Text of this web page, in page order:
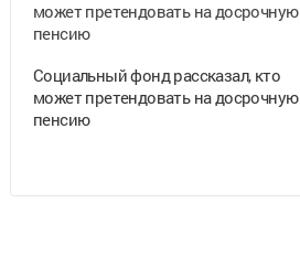
Социальный фонд рассказал, кто
может претендовать на досрочную
пенсию